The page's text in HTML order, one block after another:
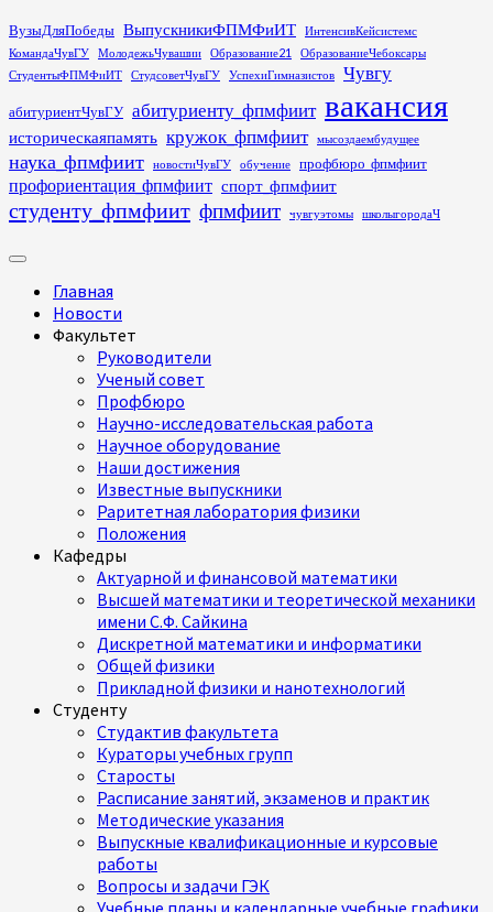
Перейти
к
содержимому
ВузыДляПобеды ВыпускникиФПМФиИТ
ИнтенсивКейсистемс
КомандаЧувГУ
МолодежьЧувашии Образование21
ОбразованиеЧебоксары
СтудентыФПМФиИТ
СтудсоветЧувГУ УспехиГимназистов Чувгу
абитуриентЧувГУ абитуриенту_фпмфиит вакансия
историческаяпамять кружок_фпмфиит мысоздаембудущее
наука_фпмфиит новостиЧувГУ обучение профбюро_фпмфиит
профориентация_фпмфиит спорт_фпмфиит
студенту_фпмфиит фпмфиит чувгуэтомы школыгородаЧ
Основное
Главная
Новости
Факультет
Руководители
Ученый совет
Профбюро
Научно-исследовательская работа
Научное оборудование
Наши достижения
Известные выпускники
Раритетная лаборатория физики
Положения
Кафедры
Актуарной и финансовой математики
Высшей математики и теоретической механики
имени С.Ф. Сайкина
Дискретной математики и информатики
Общей физики
Прикладной физики и нанотехнологий
Студенту
Студактив факультета
Кураторы учебных групп
Старосты
Расписание занятий, экзаменов и практик
Методические указания
Выпускные квалификационные и курсовые
работы
Вопросы и задачи ГЭК
Учебные планы и календарные учебные графики